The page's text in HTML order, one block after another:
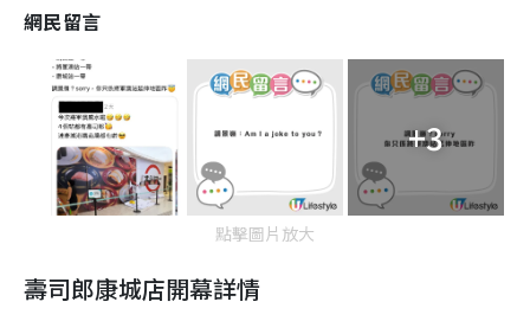
網民留言
+3
點擊圖片放大
壽司郎康城店開幕詳情